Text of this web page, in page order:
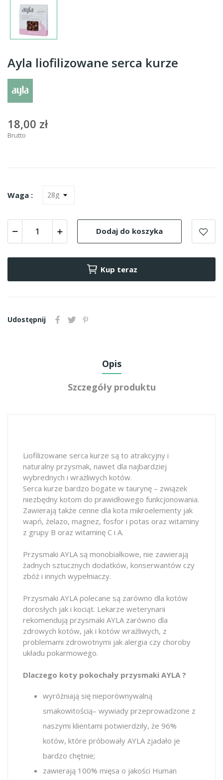
Ayla liofilizowane serca kurze
18,00 zł
Brutto
Waga :
Dodaj do koszyka
Kup teraz
Udostępnij
Opis
Szczegóły produktu
Liofilizowane serca kurze są to atrakcyjny i
naturalny przysmak, nawet dla najbardziej
wybrednych i wrażliwych kotów.
Serca kurze bardzo bogate w taurynę – związek
niezbędny kotom do prawidłowego funkcjonowania.
Zawierają także cenne dla kota mikroelementy jak
wapń, żelazo, magnez, fosfor i potas oraz witaminy
z grupy B oraz witaminę C i A.
Przysmaki AYLA są monobiałkowe, nie zawierają
żadnych sztucznych dodatków, konserwantów czy
zbóż i innych wypełniaczy.
Przysmaki AYLA polecane są zarówno dla kotów
dorosłych jak i kociąt. Lekarze weterynarii
rekomendują przysmaki AYLA zarówno dla
zdrowych kotów, jak i kotów wrażliwych, z
problemami zdrowotnymi jak alergia czy choroby
układu pokarmowego.
Dlaczego koty pokochały przysmaki AYLA ?
wyróżniają się nieporównywalną
smakowitością– wywiady przeprowadzone z
naszymi klientami potwierdziły, że 96%
kotów, które próbowały AYLA zjadało je
bardzo chętnie;
zawierają 100% mięsa o jakości Human